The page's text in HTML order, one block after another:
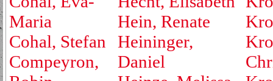
Maria
Cohal, Stefan
Compeyron,
Hein, Renate
Heininger,
Daniel